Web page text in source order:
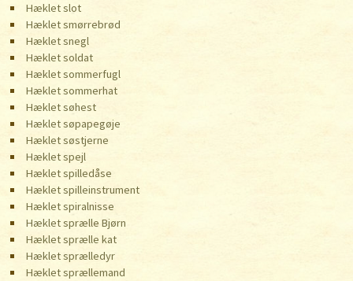
Hæklet slot
Hæklet smørrebrød
Hæklet snegl
Hæklet soldat
Hæklet sommerfugl
Hæklet sommerhat
Hæklet søhest
Hæklet søpapegøje
Hæklet søstjerne
Hæklet spejl
Hæklet spilledåse
Hæklet spilleinstrument
Hæklet spiralnisse
Hæklet sprælle Bjørn
Hæklet sprælle kat
Hæklet sprælledyr
Hæklet sprællemand